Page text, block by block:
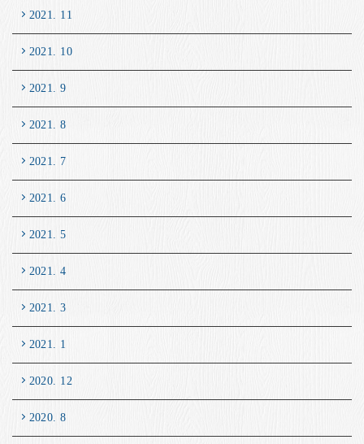
2021. 11
2021. 10
2021. 9
2021. 8
2021. 7
2021. 6
2021. 5
2021. 4
2021. 3
2021. 1
2020. 12
2020. 8